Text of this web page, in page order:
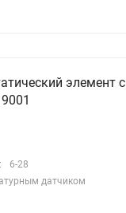
элемент с
6-28
датчиком